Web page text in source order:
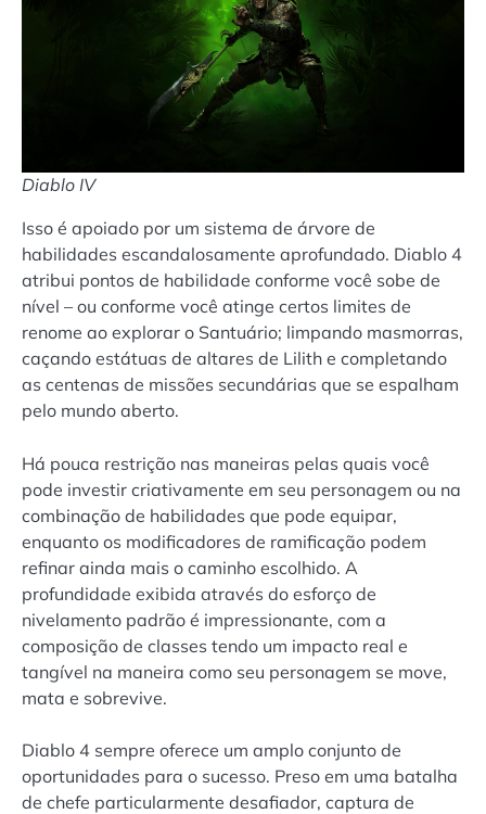
Diablo IV
Isso é apoiado por um sistema de árvore de
habilidades escandalosamente aprofundado. Diablo 4
atribui pontos de habilidade conforme você sobe de
nível – ou conforme você atinge certos limites de
renome ao explorar o Santuário; limpando masmorras,
caçando estátuas de altares de Lilith e completando
as centenas de missões secundárias que se espalham
pelo mundo aberto.
Há pouca restrição nas maneiras pelas quais você
pode investir criativamente em seu personagem ou na
combinação de habilidades que pode equipar,
enquanto os modificadores de ramificação podem
refinar ainda mais o caminho escolhido. A
profundidade exibida através do esforço de
nivelamento padrão é impressionante, com a
composição de classes tendo um impacto real e
tangível na maneira como seu personagem se move,
mata e sobrevive.
Diablo 4 sempre oferece um amplo conjunto de
oportunidades para o sucesso. Preso em uma batalha
de chefe particularmente desafiador, captura de